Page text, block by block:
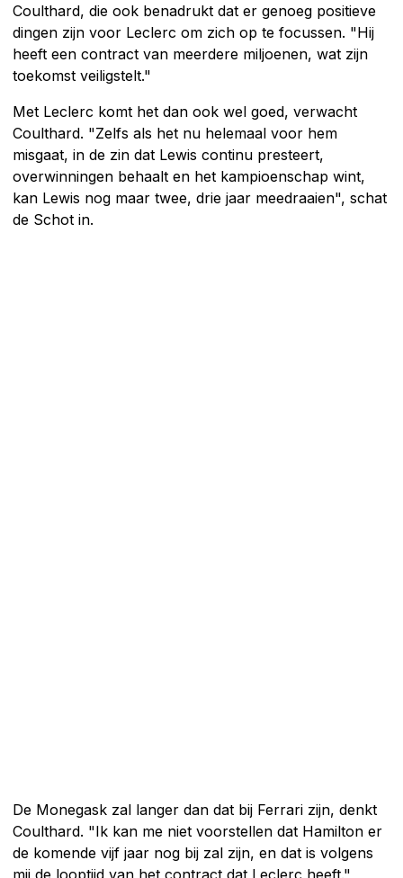
Coulthard, die ook benadrukt dat er genoeg positieve
dingen zijn voor Leclerc om zich op te focussen. "Hij
heeft een contract van meerdere miljoenen, wat zijn
toekomst veiligstelt."
Met Leclerc komt het dan ook wel goed, verwacht
Coulthard. "Zelfs als het nu helemaal voor hem
misgaat, in de zin dat Lewis continu presteert,
overwinningen behaalt en het kampioenschap wint,
kan Lewis nog maar twee, drie jaar meedraaien", schat
de Schot in.
De Monegask zal langer dan dat bij Ferrari zijn, denkt
Coulthard. "Ik kan me niet voorstellen dat Hamilton er
de komende vijf jaar nog bij zal zijn, en dat is volgens